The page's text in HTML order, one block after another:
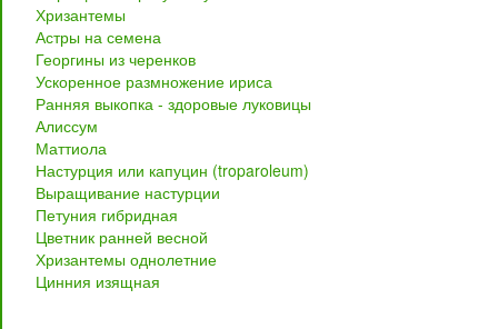
Хризантемы
Астры на семена
Георгины из черенков
Ускоренное размножение ириса
Ранняя выкопка - здоровые луковицы
Алиссум
Маттиола
Настурция или капуцин (troparoleum)
Выращивание настурции
Петуния гибридная
Цветник ранней весной
Хризантемы однолетние
Цинния изящная